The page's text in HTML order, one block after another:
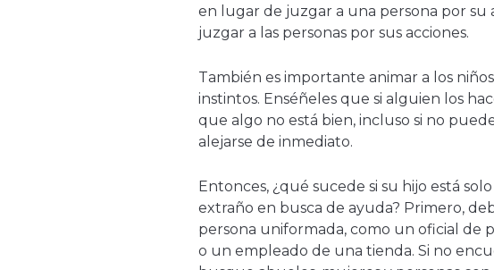
en lugar de juzgar a una persona por su
juzgar a las personas por sus acciones.
También es importante animar a los
instintos. Enséñeles que si alguien los
que algo no está bien, incluso si no
alejarse de inmediato.
Entonces, ¿qué sucede si su hijo está
extraño en busca de ayuda? Primero,
persona uniformada, como un oficial de
o un empleado de una tienda. Si no